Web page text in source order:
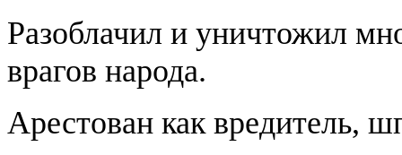
Разоблачил и уничтожил
врагов народа.
Арестован как вредитель,